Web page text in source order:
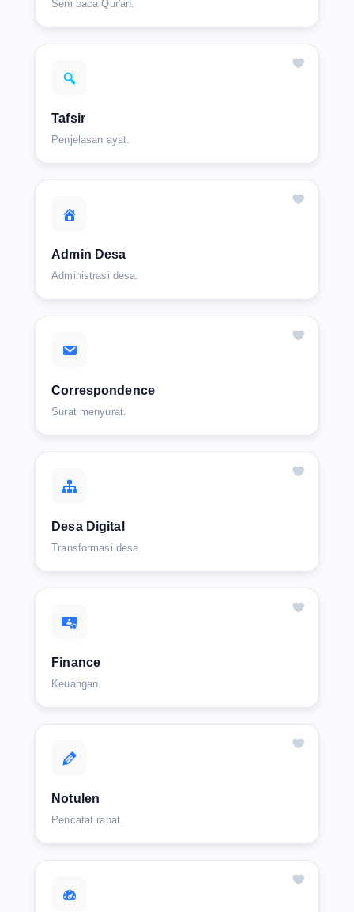
Seni baca Qur'an.
Tafsir
Penjelasan ayat.
Admin Desa
Administrasi desa.
Correspondence
Surat menyurat.
Desa Digital
Transformasi desa.
Finance
Keuangan.
Notulen
Pencatat rapat.